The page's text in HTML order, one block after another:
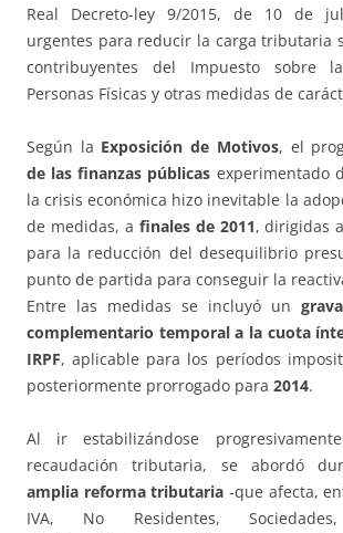
Real Decreto-ley 9/2015, de 10 de
urgentes para reducir la carga tributaria
contribuyentes del Impuesto sobre
Personas Físicas y otras medidas de
Según la Exposición de Motivos, el
de las finanzas públicas experimentado
la crisis económica hizo inevitable la
de medidas, a finales de 2011, dirigidas
para la reducción del desequilibrio
punto de partida para conseguir la
Entre las medidas se incluyó un
complementario temporal a la cuota
IRPF, aplicable para los períodos
posteriormente prorrogado para 2014.
Al ir estabilizándose
recaudación tributaria, se abordó
amplia reforma tributaria -que afecta,
IVA, No Residentes,